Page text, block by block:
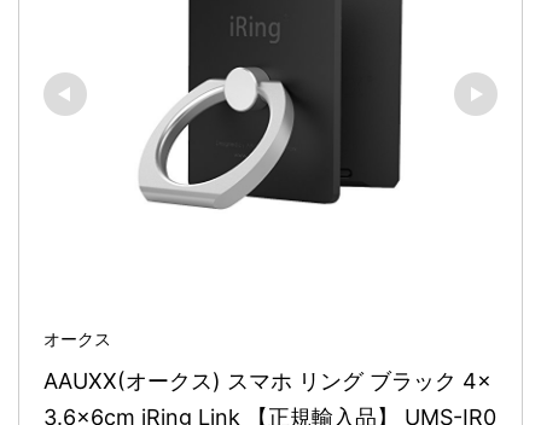
オークス
AAUXX(オークス) スマホ リング ブラック 4×
3.6×6cm iRing Link 【正規輸入品】 UMS-IR0